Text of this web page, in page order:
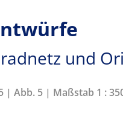
und
| Abb. 5 | Maßstab 1 :